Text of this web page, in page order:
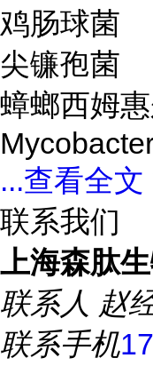
鸡肠球菌
尖镰孢菌
蟑螂西姆
...查看全文
联系我们
上海森肽
联系人 赵
联系手机